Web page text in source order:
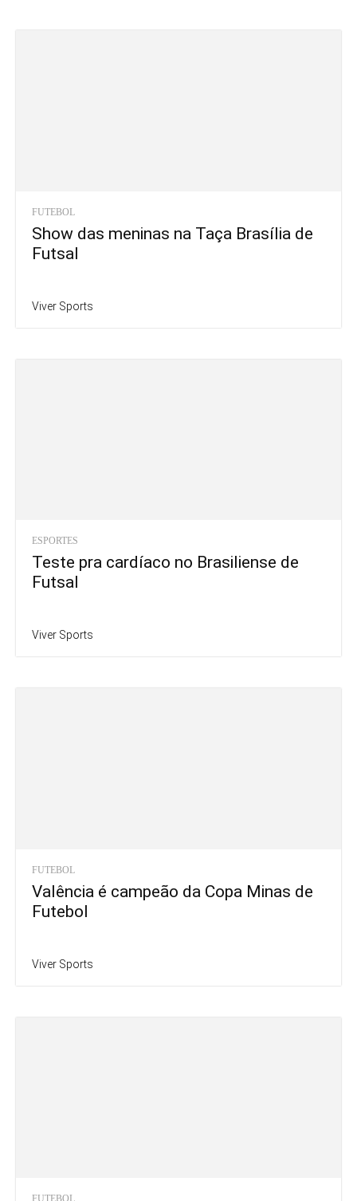
FUTEBOL
Show das meninas na Taça Brasília de
Futsal
Viver Sports
ESPORTES
Teste pra cardíaco no Brasiliense de
Futsal
Viver Sports
FUTEBOL
Valência é campeão da Copa Minas de
Futebol
Viver Sports